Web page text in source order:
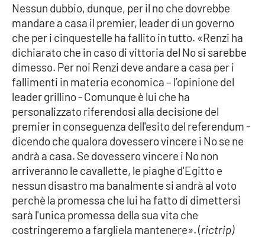
STREAMING
LaC TV
LaC Network
LaC OnAir
EDIZIONI
LOCALI
Catanzaro
Crotone
Nessun dubbio, dunque, per il no che dovrebbe
mandare a casa il premier, leader di un governo
che per i cinquestelle ha fallito in tutto. «Renzi ha
dichiarato che in caso di vittoria del No si sarebbe
dimesso. Per noi Renzi deve andare a casa per i
fallimenti in materia economica – l’opinione del
leader grillino - Comunque è lui che ha
personalizzato riferendosi alla decisione del
premier in conseguenza dell'esito del referendum -
dicendo che qualora dovessero vincere i No se ne
andrà a casa. Se dovessero vincere i No non
arriveranno le cavallette, le piaghe d'Egitto e
nessun disastro ma banalmente si andrà al voto
perchè la promessa che lui ha fatto di dimettersi
sarà l'unica promessa della sua vita che
costringeremo a fargliela mantenere». (rictrip)